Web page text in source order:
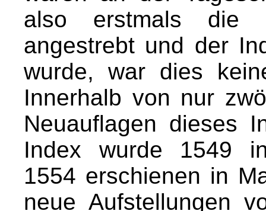
also erstmals die
angestrebt und der
wurde, war dies
Innerhalb von nur
Neuauflagen dieses
Index wurde 1549
1554 erschienen in
neue Aufstellungen